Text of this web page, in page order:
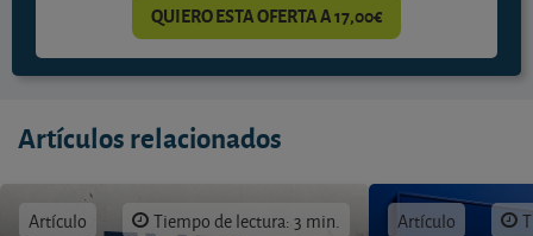
QUIERO ESTA OFERTA A 17,00€
Artículos relacionados
Artículo Tiempo de lectura: 3 min. Artículo